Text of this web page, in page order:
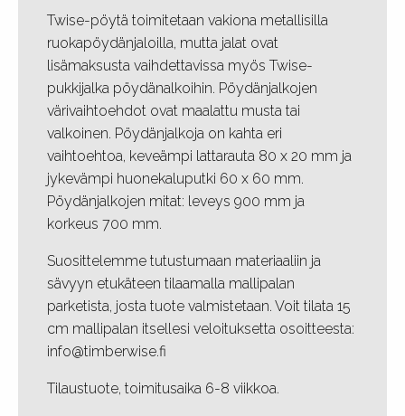
Twise-pöytä toimitetaan vakiona metallisilla
ruokapöydänjaloilla, mutta jalat ovat
lisämaksusta vaihdettavissa myös Twise-
pukkijalka pöydänalkoihin. Pöydänjalkojen
värivaihtoehdot ovat maalattu musta tai
valkoinen. Pöydänjalkoja on kahta eri
vaihtoehtoa, keveämpi lattarauta 80 x 20 mm ja
jykevämpi huonekaluputki 60 x 60 mm.
Pöydänjalkojen mitat: leveys 900 mm ja
korkeus 700 mm.
Suosittelemme tutustumaan materiaaliin ja
sävyyn etukäteen tilaamalla mallipalan
parketista, josta tuote valmistetaan. Voit tilata 15
cm mallipalan itsellesi veloituksetta osoitteesta:
info@timberwise.fi
Tilaustuote, toimitusaika 6-8 viikkoa.